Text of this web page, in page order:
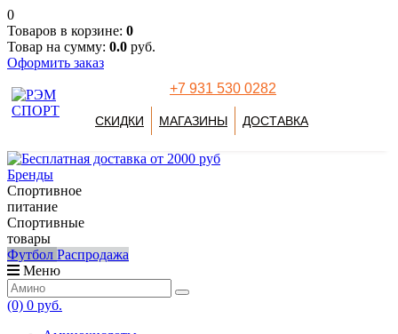
0
Товаров в корзине: 0
Товар на сумму: 0.0 руб.
Оформить заказ
+7 931 530 0282
СКИДКИ МАГАЗИНЫ ДОСТАВКА
Бренды
Спортивное
питание
Спортивные
товары
Футбол Распродажа
Меню
(0) 0 руб.